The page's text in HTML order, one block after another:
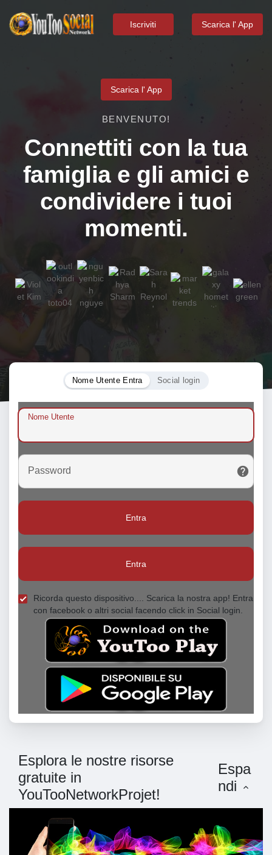
Iscriviti Scarica l' App
Scarica l' App
BENVENUTO!
Connettiti con la tua
famiglia e gli amici e
condividere i tuoi
momenti.
Nome Utente Entra Social login
Nome Utente
Password
Entra
Entra
Ricorda questo dispositivo.... Scarica la nostra app! Entra
con facebook o altri social facendo click in Social login.
Esplora le nostre risorse
gratuite in
YouTooNetworkProjet!
Espa
ndi